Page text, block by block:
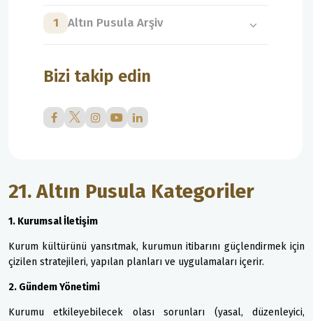
21. Altın Pusula Kategoriler
1. Kurumsal İletişim
Kurum kültürünü yansıtmak, kurumun itibarını güçlendirmek için
çizilen stratejileri, yapılan planları ve uygulamaları içerir.
2. Gündem Yönetimi
Kurumu etkileyebilecek olası sorunları (yasal, düzenleyici,
1 Altın Pusula Arşiv
Bizi takip edin